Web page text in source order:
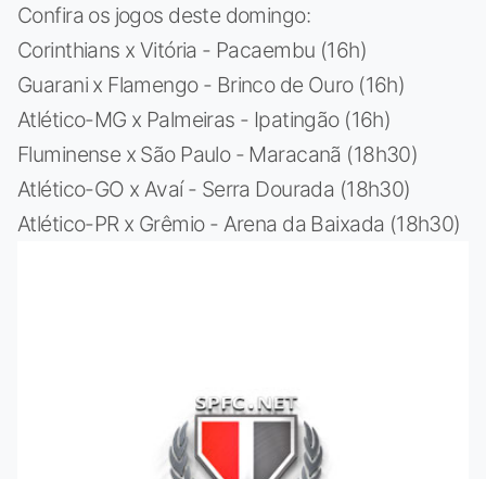
Confira os jogos deste domingo:
Corinthians x Vitória - Pacaembu (16h)
Guarani x Flamengo - Brinco de Ouro (16h)
Atlético-MG x Palmeiras - Ipatingão (16h)
Fluminense x São Paulo - Maracanã (18h30)
Atlético-GO x Avaí - Serra Dourada (18h30)
Atlético-PR x Grêmio - Arena da Baixada (18h30)